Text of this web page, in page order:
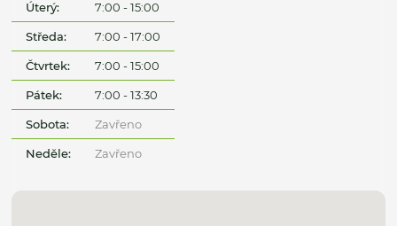
Úterý: 7:00 - 15:00
Středa: 7:00 - 17:00
Čtvrtek: 7:00 - 15:00
Pátek: 7:00 - 13:30
Sobota: Zavřeno
Neděle: Zavřeno